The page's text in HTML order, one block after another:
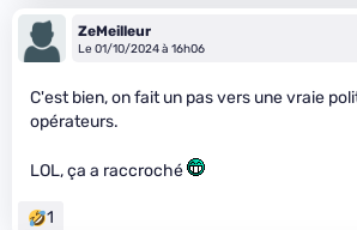
ZeMeilleur
Le 01/10/2024 à 16h06
C'est bien, on fait un pas vers une vraie
opérateurs.
LOL, ça a raccroché
1